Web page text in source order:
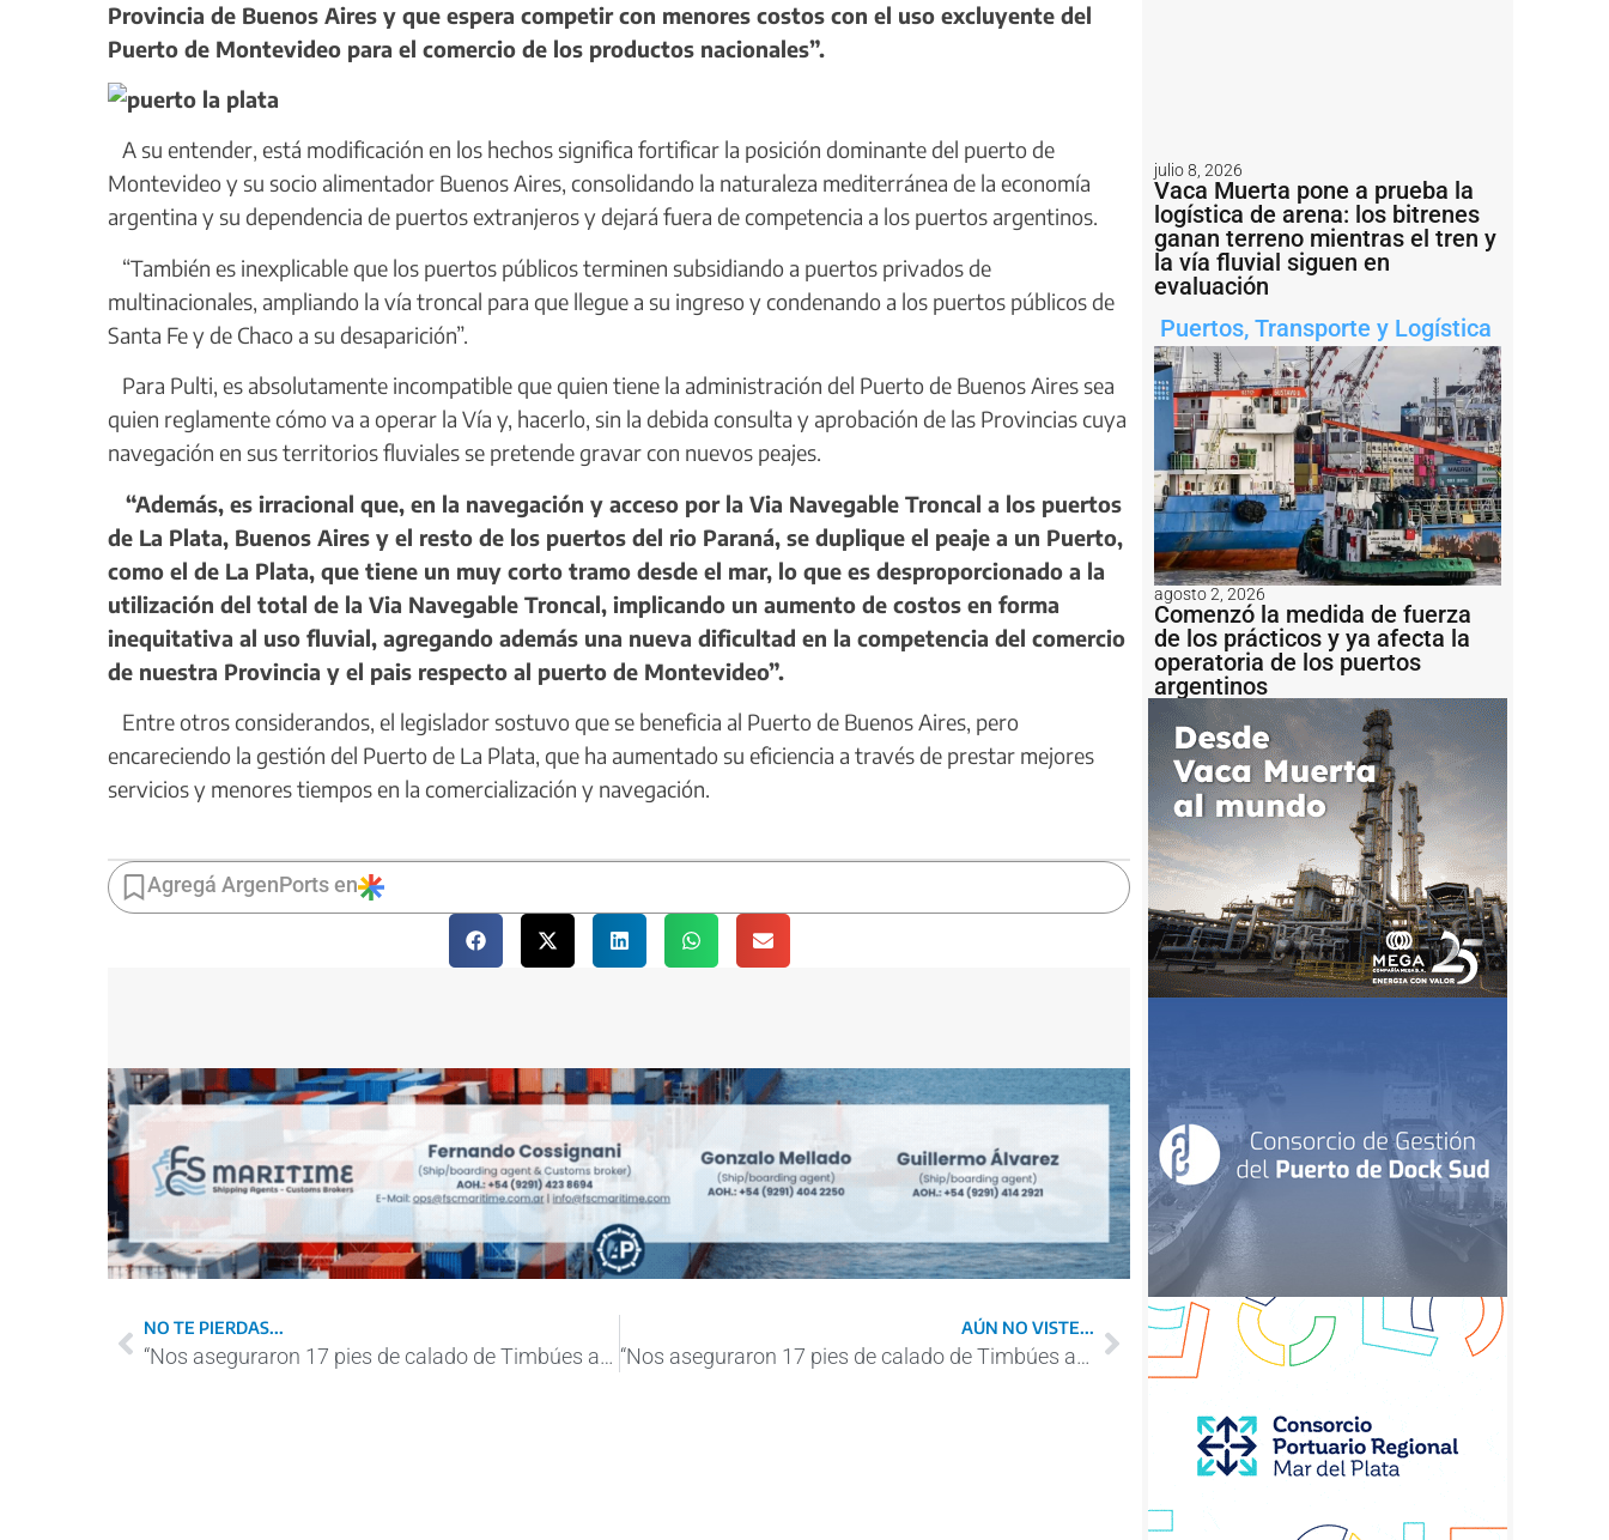
Provincia de Buenos Aires y que espera competir con menores costos con el uso excluyente del
Puerto de Montevideo para el comercio de los productos nacionales”.
A su entender, está modificación en los hechos significa fortificar la posición dominante del puerto de
Montevideo y su socio alimentador Buenos Aires, consolidando la naturaleza mediterránea de la economía
argentina y su dependencia de puertos extranjeros y dejará fuera de competencia a los puertos argentinos.
“También es inexplicable que los puertos públicos terminen subsidiando a puertos privados de
multinacionales, ampliando la vía troncal para que llegue a su ingreso y condenando a los puertos públicos de
Santa Fe y de Chaco a su desaparición”.
Para Pulti, es absolutamente incompatible que quien tiene la administración del Puerto de Buenos Aires sea
quien reglamente cómo va a operar la Vía y, hacerlo, sin la debida consulta y aprobación de las Provincias cuya
navegación en sus territorios fluviales se pretende gravar con nuevos peajes.
“Además, es irracional que, en la navegación y acceso por la Via Navegable Troncal a los puertos
de La Plata, Buenos Aires y el resto de los puertos del rio Paraná, se duplique el peaje a un Puerto,
como el de La Plata, que tiene un muy corto tramo desde el mar, lo que es desproporcionado a la
utilización del total de la Via Navegable Troncal, implicando un aumento de costos en forma
inequitativa al uso fluvial, agregando además una nueva dificultad en la competencia del comercio
de nuestra Provincia y el pais respecto al puerto de Montevideo”.
Entre otros considerandos, el legislador sostuvo que se beneficia al Puerto de Buenos Aires, pero
encareciendo la gestión del Puerto de La Plata, que ha aumentado su eficiencia a través de prestar mejores
servicios y menores tiempos en la comercialización y navegación.
Agregá ArgenPorts en
NO TE PIERDAS...
“Nos aseguraron 17 pies de calado de Timbúes a Santa Fe”
AÚN NO VISTE...
“Nos aseguraron 17 pies de calado de Timbúes a Santa Fe”
julio 8, 2026
Vaca Muerta pone a prueba la
logística de arena: los bitrenes
ganan terreno mientras el tren y
la vía fluvial siguen en
evaluación
Puertos, Transporte y Logística
agosto 2, 2026
Comenzó la medida de fuerza
de los prácticos y ya afecta la
operatoria de los puertos
argentinos